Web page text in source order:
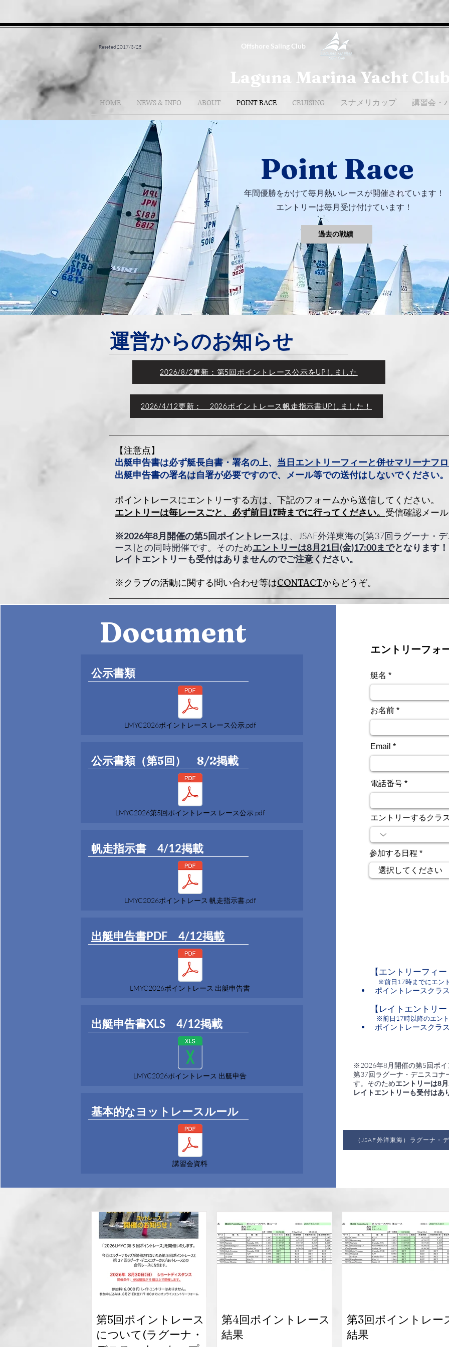
Reseted 2017/3/25 Offshore Saling Club
Laguna Marina Yacht
HOME NEWS & INFO ABOUT POINT RACE CRUISING スナメリカップ 講習会・
Point Race
年間優勝をかけて毎月熱いレースが開催されています！
​エントリーは毎月受け付けています！
過去の戦績
運営からのお知らせ
2026/8/2更新：第5回ポイントレース公示をUPしました
2026/4/12更新： 2026ポイントレース帆走指示書UPしました！
​【注意点】
出艇申告書は必ず艇長自書・署名の上、 当日エントリーフィーと併せマリーナフ
出艇申告書の署名は自署が必要ですので、メール等での送付はしないでください。
ポイントレースにエントリーする方は、下記のフォームから送信してください。
エントリーは毎レースごと、必ず前日17時までに行ってください。 受信確認メー
※2026年8月開催の第5回ポイントレースは、JSAF外洋東海の[第37回ラグーナ・
ース]との同時開催です。そのためエントリーは8月21日(金)17:00までとなります！
​レイトエントリーも受付はありませんのでご注意ください。
※クラブの活動に関する問い合わせ等はCONTACTからどうぞ。
Document
公示書類
LMYC2026ポイントレース レース公示.pdf
公示書類（第5回） 8/2掲載
LMYC2026第5回ポイントレース レース公示.pdf
帆走指示書 4/12掲載
LMYC2026ポイントレース 帆走指示書.pdf
出艇申告書PDF 4/12掲載
LMYC2026ポイントレース 出艇申告書
出艇申告書XLS 4/12掲載
LMYC2026ポイントレース 出艇申告
基本的なヨットレースルール
講習会資料
エントリーフォ
艇名
お名前
Email
電話番号
エントリーするクラ
参加する日程
【エントリーフィー
※前日17時までにエン
ポイントレースクラ
【レイトエントリ
※前日17時以降のエン
ポイントレースクラ
※2026年8月開催の第5回ポイ
第37回ラグーナ・デニスコ
す。そのためエントリーは8
レイトエントリーも受付はあ
（JSAF外洋東海）ラグーナ・
第5回ポイントレース
について(ラグーナ・
第4回ポイントレース
結果
第3回ポイントレー
結果